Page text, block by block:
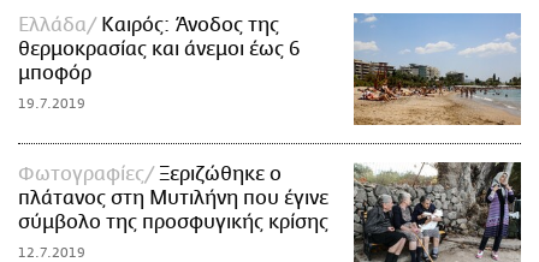
Ελλάδα
Καιρός: Άνοδος της
θερμοκρασίας και άνεμοι έως 6
μποφόρ
19.7.2019
Φωτογραφίες
Ξεριζώθηκε ο
πλάτανος στη Μυτιλήνη που έγινε
σύμβολο της προσφυγικής κρίσης
12.7.2019